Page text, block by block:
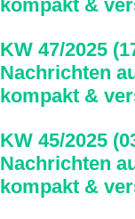
kompakt &
KW 47/2025
Nachrichten
kompakt &
KW 45/2025
Nachrichten
kompakt &